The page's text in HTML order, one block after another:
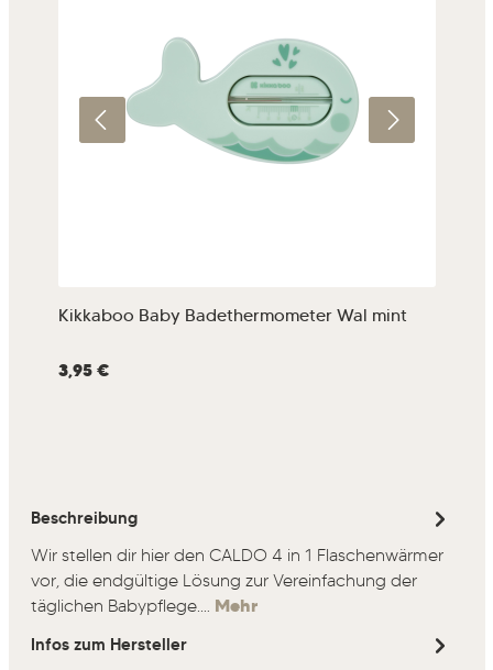
Kikkaboo Baby Badethermometer Wal mint
Regulärer Preis:
3,95 €
Beschreibung
Wir stellen dir hier den CALDO 4 in 1 Flaschenwärmer
vor, die endgültige Lösung zur Vereinfachung der
täglichen Babypflege.… Mehr
Infos zum Hersteller